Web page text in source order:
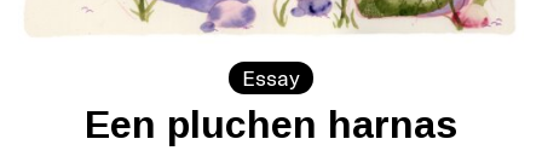
Essay
Een pluchen harnas